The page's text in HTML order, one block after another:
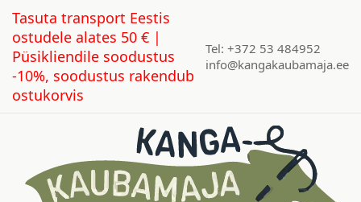
Tasuta transport Eestis
ostudele alates 50 € |
Püsikliendile soodustus
-10%, soodustus rakendub
ostukorvis
Tel: +372 53 484952
info@kangakaubamaja.ee